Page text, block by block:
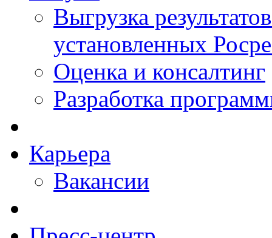
Выгрузка
установленных
Оценка и консалтинг
Разработка
Карьера
Вакансии